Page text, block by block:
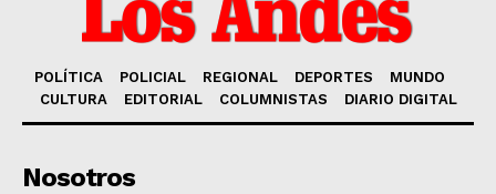
POLÍTICA POLICIAL REGIONAL DEPORTES
MUNDO
CULTURA
EDITORIAL COLUMNISTAS DIARIO DIGITAL
Nosotros